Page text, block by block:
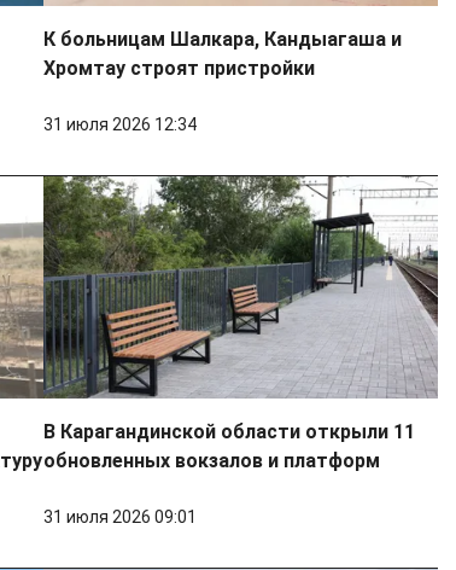
К больницам Шалкара, Кандыагаша и
Хромтау строят пристройки
31 июля 2026 12:34
В Карагандинской области открыли 11
обновленных вокзалов и платформ
31 июля 2026 09:01